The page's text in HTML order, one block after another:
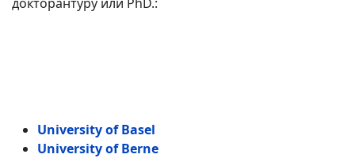
University of Basel
University of Berne